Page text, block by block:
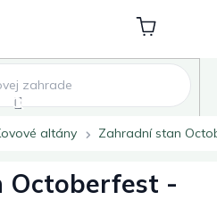
Nákupní
košík
altány Zahradní stan
Octoberfest -